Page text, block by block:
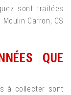
sont traitées
Moulin Carron, CS
QUE
à collecter sont